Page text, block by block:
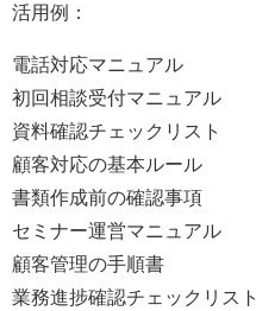
活用例：
電話対応マニュアル
初回相談受付マニュアル
資料確認チェックリスト
顧客対応の基本ルール
書類作成前の確認事項
セミナー運営マニュアル
顧客管理の手順書
業務進捗確認チェックリスト